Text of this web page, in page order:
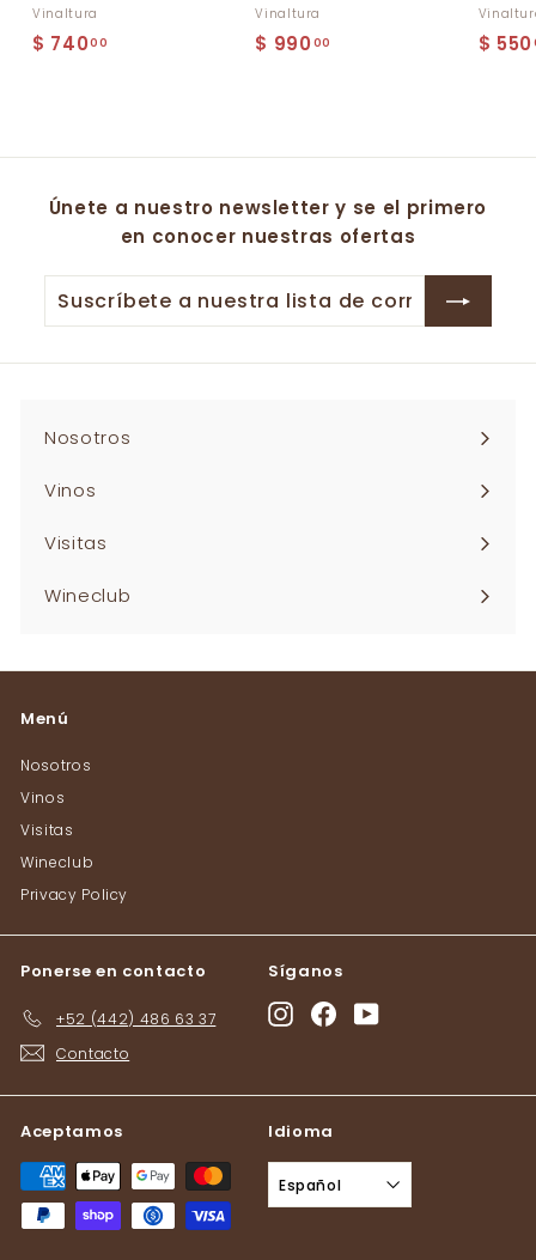
Vinaltura
$ 74000
.
0
Vinaltura
$ 990 00
.
0
$ 550
Únete a nuestro newsletter y se el primero
en conocer nuestras ofertas
Suscríbete
lista
Suscribir
Nosotros
Vinos
Visitas
Wineclub
Menú
Nosotros
Vinos
Visitas
Wineclub
Privacy Policy
Ponerse en contacto
+52 (442) 486 63 37
Contacto
Síganos
Instagram
FacebookYouTube
Aceptamos Idioma
Español